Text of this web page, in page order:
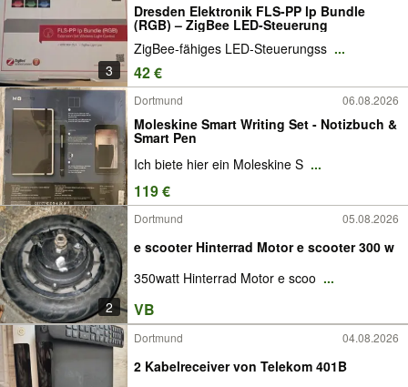
3
Dresden Elektronik FLS-PP lp Bundle
(RGB) – ZigBee LED-Steuerung
ZigBee-fähiges LED-Steuerungss ...
42 €
Dortmund 06.08.2026
Moleskine Smart Writing Set - Notizbuch &
Smart Pen
Ich biete hier ein Moleskine S ...
119 €
2
Dortmund 05.08.2026
e scooter Hinterrad Motor e scooter 300 w
350watt Hinterrad Motor e scoo ...
VB
Dortmund 04.08.2026
2 Kabelreceiver von Telekom 401B